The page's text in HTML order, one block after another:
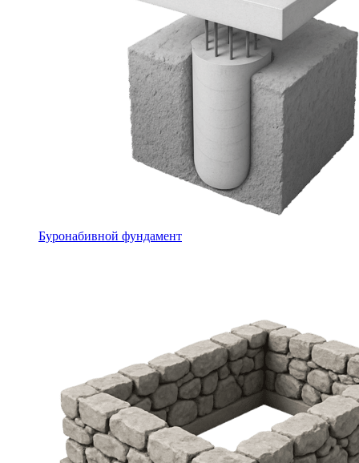
Буронабивной фундамент